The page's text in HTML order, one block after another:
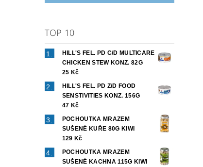
TOP 10
HILL'S FEL. PD C/D MULTICARE
CHICKEN STEW KONZ. 82G
25 Kč
HILL'S FEL. PD Z/D FOOD
SENSTIVITIES KONZ. 156G
47 Kč
POCHOUTKA MRAZEM
SUŠENÉ KUŘE 80G KIWI
129 Kč
POCHOUTKA MRAZEM
SUŠENÉ KACHNA 115G KIWI